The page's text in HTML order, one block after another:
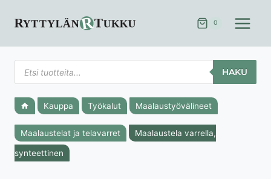
sisältöön
0
Products
search
HAKU
Kauppa Työkalut Maalaustyövälineet
Maalaustelat ja telavarret Maalaustela varrella,
synteettinen